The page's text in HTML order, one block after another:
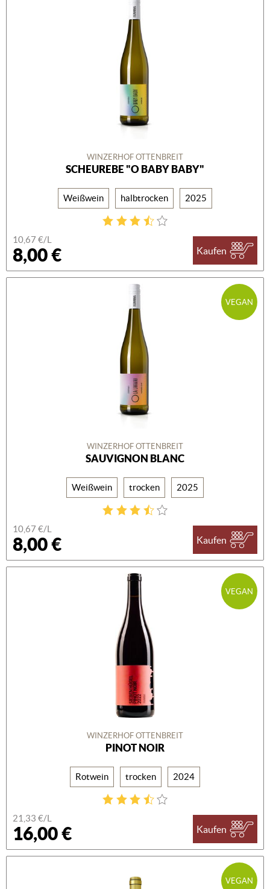
WINZERHOF OTTENBREIT
SCHEUREBE "O BABY BABY"
Weißwein halbtrocken 2025
10,67 €/L
8,00 € Kaufen
VEGAN
WINZERHOF OTTENBREIT
SAUVIGNON BLANC
Weißwein trocken 2025
10,67 €/L
8,00 € Kaufen
VEGAN
WINZERHOF OTTENBREIT
PINOT NOIR
Rotwein trocken 2024
21,33 €/L
16,00 € Kaufen
VEGAN